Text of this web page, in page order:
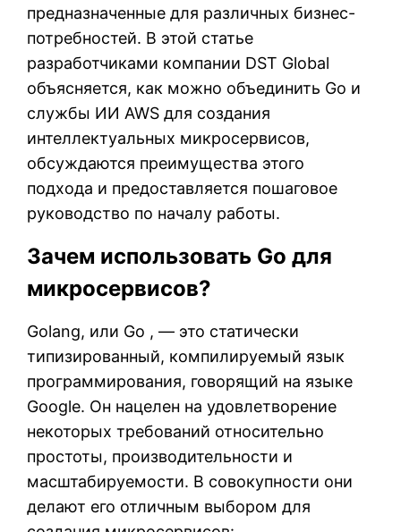
предназначенные для различных бизнес-
потребностей. В этой статье
разработчиками компании DST Global
объясняется, как можно объединить Go и
службы ИИ AWS для создания
интеллектуальных микросервисов,
обсуждаются преимущества этого
подхода и предоставляется пошаговое
руководство по началу работы.
Зачем использовать Go для
микросервисов?
Golang, или Go , — это статически
типизированный, компилируемый язык
программирования, говорящий на языке
Google. Он нацелен на удовлетворение
некоторых требований относительно
простоты, производительности и
масштабируемости. В совокупности они
делают его отличным выбором для